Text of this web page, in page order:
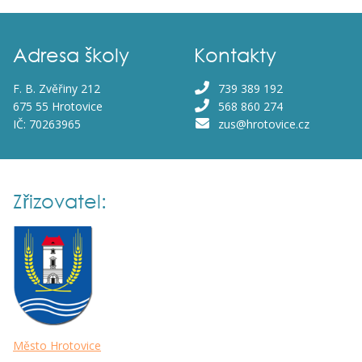
Adresa školy
F. B. Zvěřiny 212
675 55 Hrotovice
IČ: 70263965
Kontakty
739 389 192
568 860 274
zus@hrotovice.cz
Zřizovatel:
Město Hrotovice